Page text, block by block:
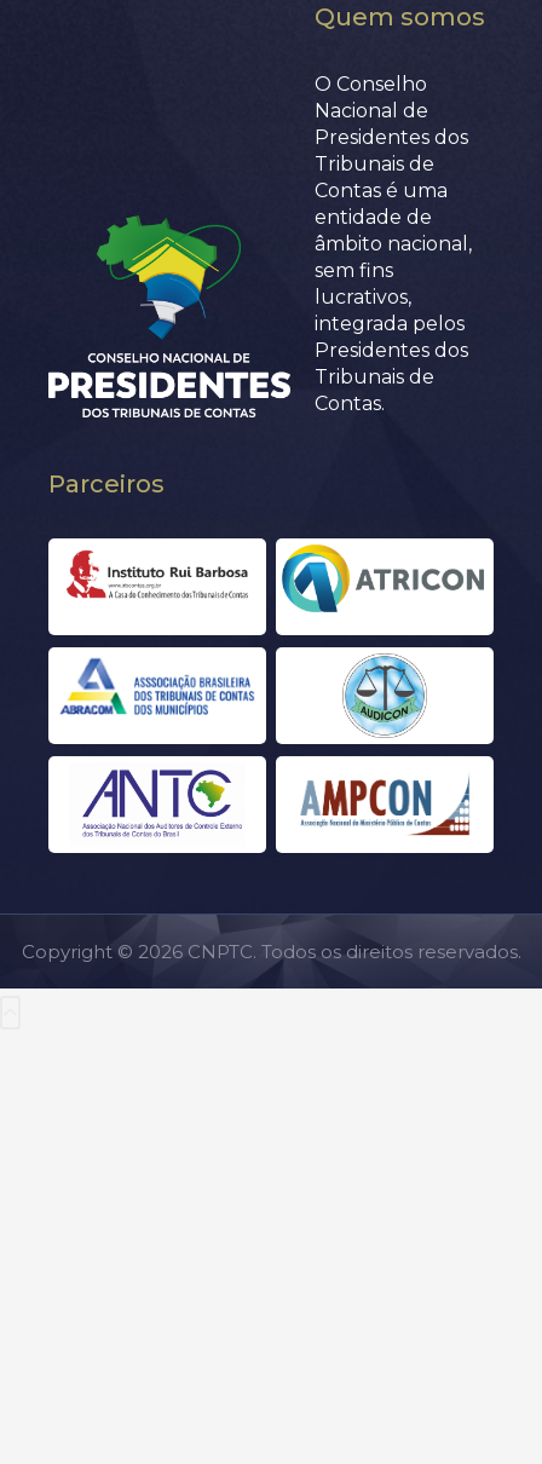
Quem somos
O Conselho
Nacional de
Presidentes dos
Tribunais de
Contas é uma
entidade de
âmbito nacional,
sem fins
lucrativos,
integrada pelos
Presidentes dos
Tribunais de
Contas.
Parceiros
Copyright © 2026 CNPTC. Todos os direitos reservados.